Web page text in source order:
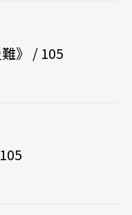
》 / 105